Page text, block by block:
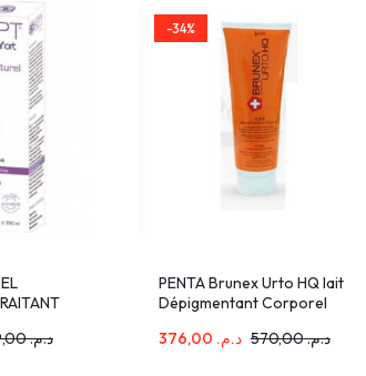
د.م.89,00
-34%
PENTA Brunex Urto HQ lait
Dépigmentant Corporel
د.م. د.م.570,00